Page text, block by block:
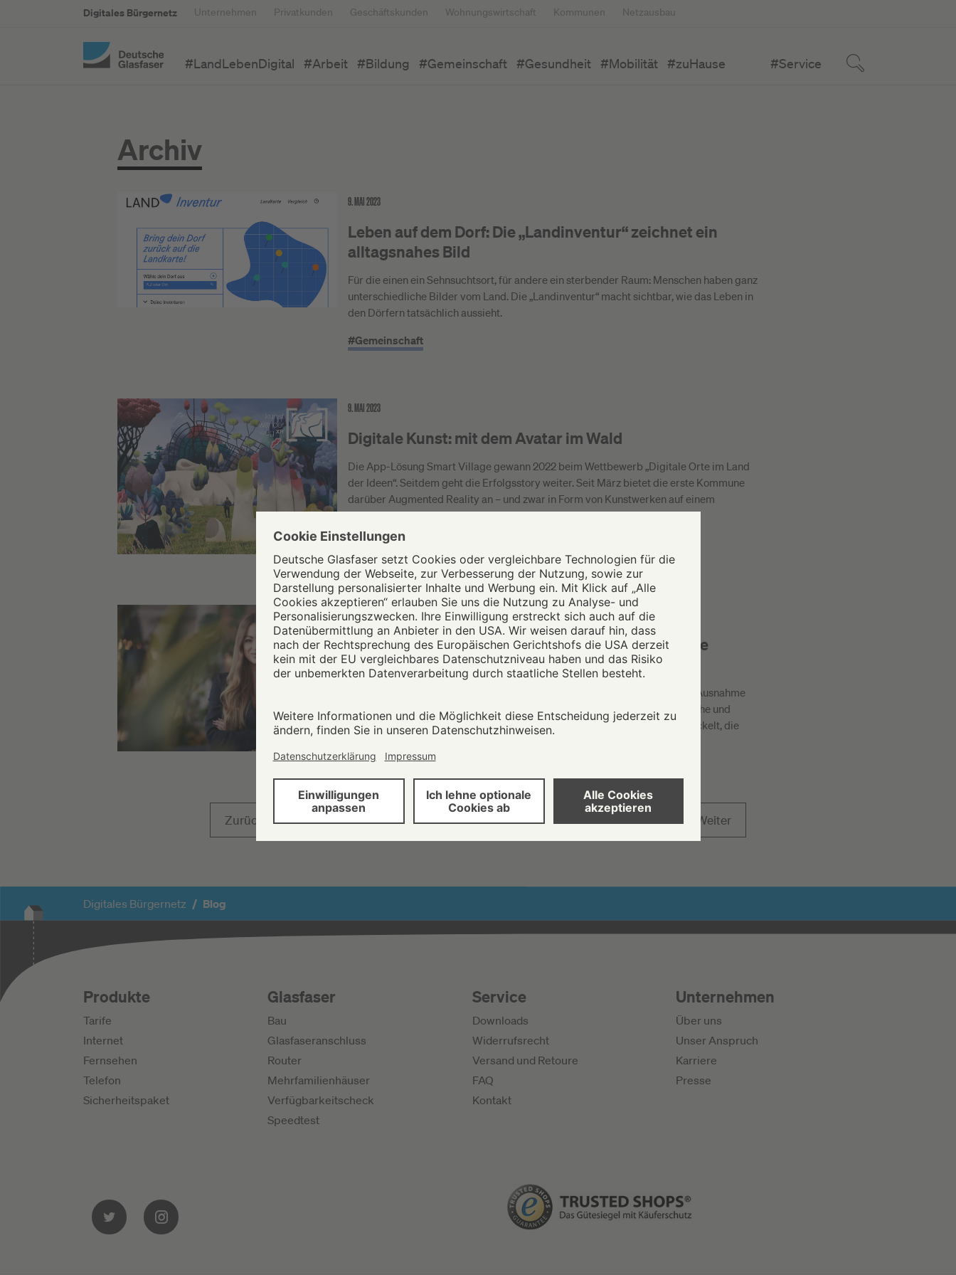
Digitales Bürgernetz Unternehmen Privatkunden Geschäftskunden Wohnungswirtschaft Kommunen Netzausbau
#LandLebenDigital #Arbeit #Bildung #Gemeinschaft #Gesundheit #Mobilität #zuHause #Service
Archiv
9. MAI 2023
Leben auf dem Dorf: Die „Landinventur“ zeichnet ein
alltagsnahes Bild
Für die einen ein Sehnsuchtsort, für andere ein sterbender Raum: Menschen haben ganz
unterschiedliche Bilder vom Land. Die „Landinventur“ macht sichtbar, wie das Leben in
den Dörfern tatsächlich aussieht.
#Gemeinschaft
9. MAI 2023
Digitale Kunst: mit dem Avatar im Wald
Die App-Lösung Smart Village gewann 2022 beim Wettbewerb „Digitale Orte im Land
der Ideen“. Seitdem geht die Erfolgsstory weiter. Seit März bietet die erste Kommune
darüber Augmented Reality an – und zwar in Form von Kunstwerken auf einem
Wanderweg.
#Gemeinschaft
4. MAI 2023
Arbeiten im Homeoffice: Wie Unternehmen flexible
Arbeitsformen einfach organisieren können
Die Corona-Pandemie hat die Arbeitswelt verändert: Homeoffice ist keine Ausnahme
mehr, sondern Alltag. Unternehmen stellt das vor finanzielle, organisatorische und
rechtliche Herausforderungen. Das Start-up nuwo hat eine Plattform entwickelt, die
Zurück 1 … 72 73 74 75 Weiter
Digitales Bürgernetz Blog
Produkte
Tarife
Internet
Fernsehen
Telefon
Sicherheitspaket
Glasfaser
Bau
Glasfaseranschluss
Router
Mehrfamilienhäuser
Verfügbarkeitscheck
Speedtest
Service
Downloads
Widerrufsrecht
Versand und Retoure
FAQ
Kontakt
Unternehmen
Über uns
Unser Anspruch
Karriere
Presse